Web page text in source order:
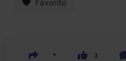
Favorito
3